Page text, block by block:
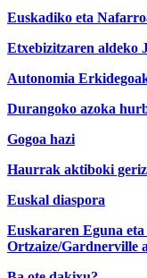
Euskadiko eta
Etxebizitzaren aldeko
Autonomia
Durangoko azoka
Gogoa hazi
Haurrak aktiboki
Euskal diaspora
Euskararen Eguna
Ortzaize/Gardnerville